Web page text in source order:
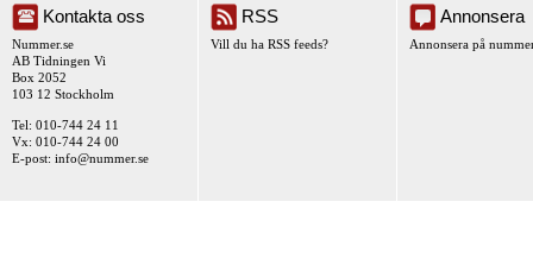
Kontakta oss
Nummer.se
AB Tidningen Vi
Box 2052
103 12 Stockholm
Tel: 010-744 24 11
Vx: 010-744 24 00
E-post: info@nummer.se
RSS
Vill du ha RSS feeds?
Annonsera
Annonsera på